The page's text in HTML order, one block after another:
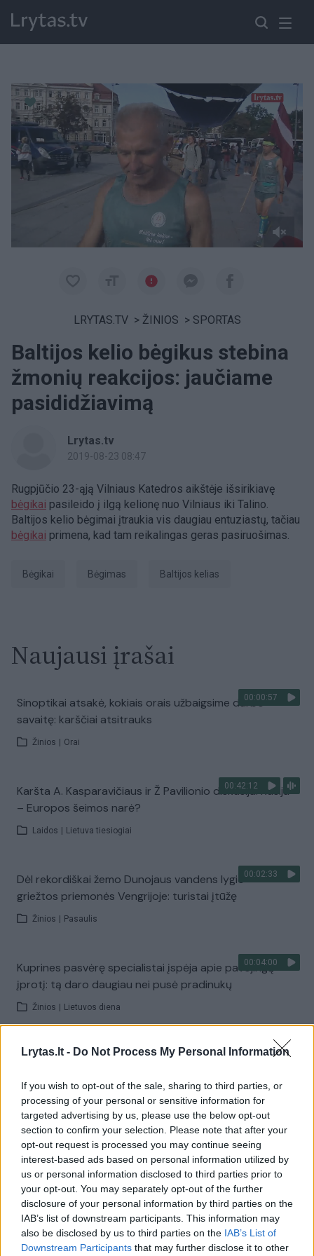
Lrytas.lt - Do Not Process My Personal Information
If you wish to opt-out of the sale, sharing to third parties, or
processing of your personal or sensitive information for
targeted advertising by us, please use the below opt-out
section to confirm your selection. Please note that after your
opt-out request is processed you may continue seeing
interest-based ads based on personal information utilized by
us or personal information disclosed to third parties prior to
your opt-out. You may separately opt-out of the further
disclosure of your personal information by third parties on the
IAB’s list of downstream participants. This information may
also be disclosed by us to third parties on the IAB’s List of
Downstream Participants that may further disclose it to other
Paremkite Ukrainą
LRYTAS.TV > ŽINIOS > SPORTAS
Baltijos kelio bėgikus stebina
žmonių reakcijos: jaučiame
pasididžiavimą
Lrytas.tv
2019-08-23 08:47
Rugpjūčio 23-ąją Vilniaus Katedros aikštėje išsirikiavę
bėgikai pasileido į ilgą kelionę nuo Vilniaus iki Talino.
Baltijos kelio bėgimai įtraukia vis daugiau entuziastų, tačiau
bėgikai primena, kad tam reikalingas geras pasiruošimas.
bėgikai bėgimas Baltijos kelias
Naujausi įrašai
00:00:57
Sinoptikai atsakė, kokiais orais užbaigsime darbo
savaitę: karščiai atsitrauks
Žinios Orai
00:42:12
Karšta A. Kasparavičiaus ir Ž Pavilionio diskusija: Rusija
– Europos šeimos narė?
Laidos Lietuva tiesiogiai
00:02:33
Dėl rekordiškai žemo Dunojaus vandens lygio –
griežtos priemonės Vengrijoje: turistai įtūžę
Žinios Pasaulis
00:04:00
Kuprines pasvėrę specialistai įspėja apie pavojingą
įprotį: tą daro daugiau nei pusė pradinukų
Žinios Lietuvos diena
Visi įrašai
Žiūrimiausi įrašai
00:00:30
Vaizdai iš tragiškos avarijos Vilniaus r.: dviejų moterų ir
vaiko gyvybių išgelbėti nepavyko
Lietuvos diena
00:00:57